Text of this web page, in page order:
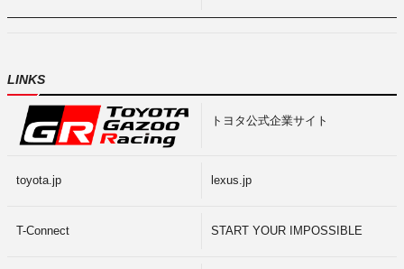
LINKS
トヨタ公式企業サイト
toyota.jp lexus.jp
T-Connect START YOUR IMPOSSIBLE